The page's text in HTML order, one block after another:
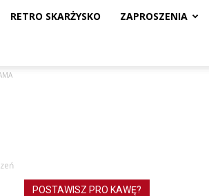
RETRO SKARŻYSKO ZAPROSZENIA
POSTAWISZ PRO KAWĘ?